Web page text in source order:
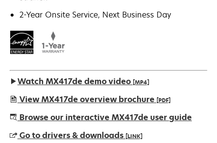
2-Year Onsite Service, Next Business Day
Watch MX417de demo video [MP4]
View MX417de overview brochure [PDF]
opens
a
Browse our interactive MX417de user guide
Go to drivers & downloads [LINK]